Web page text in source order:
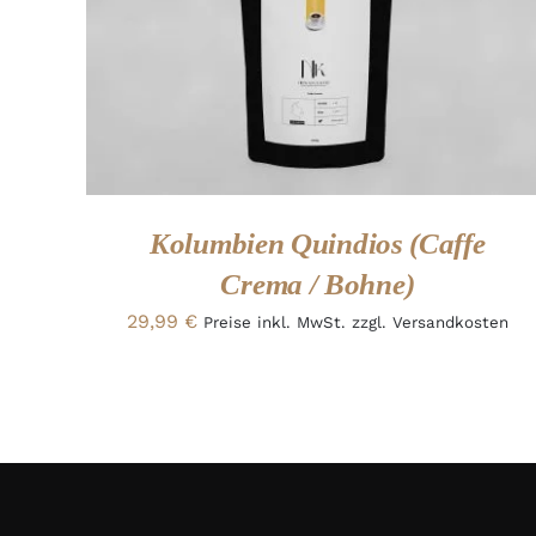
ADD TO CART QUICK VIEW
Kolumbien Quindios (Caffe
Crema / Bohne)
29,99 € Preise inkl. MwSt. zzgl. Versandkosten